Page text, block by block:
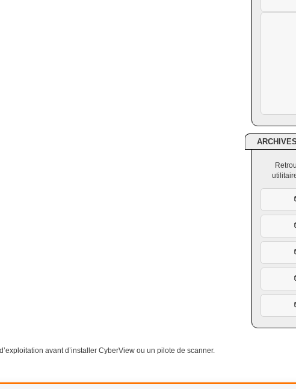
avant d’installer CyberView ou un pilote de scanner.